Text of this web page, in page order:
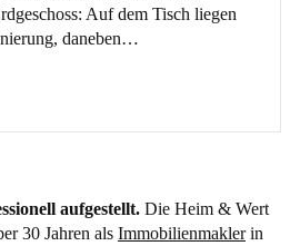
Auf dem Tisch liegen
daneben…
aufgestellt. Die Heim & Wert
30 Jahren als Immobilienmaklerin